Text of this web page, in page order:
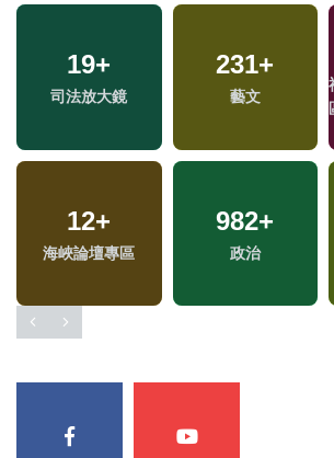
19+
司法放大鏡
231+
藝文
12+
海峽論壇專區
982+
政治